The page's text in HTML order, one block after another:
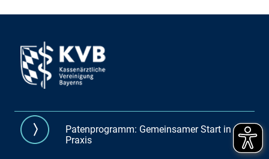
Patenprogramm: Gemeinsamer Start in die
Praxis